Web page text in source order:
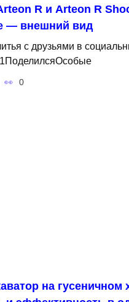
R и Arteon R
— внешний вид
с друзьями в
0
на гусеничном